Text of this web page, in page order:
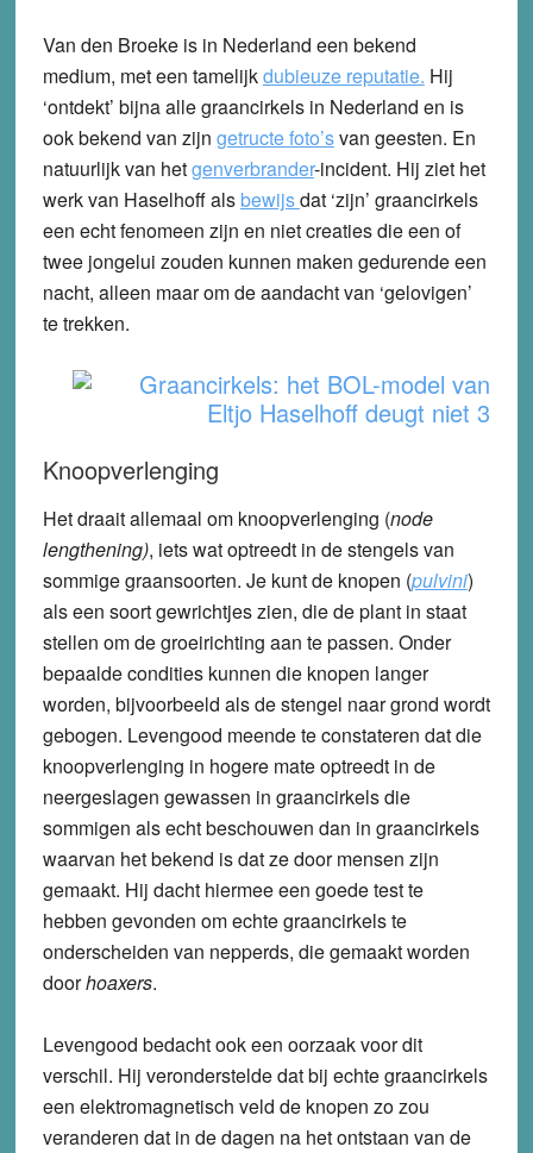
Van den Broeke is in Nederland een bekend
medium, met een tamelijkdubieuze reputatie. Hij
‘ontdekt’ bijna alle graancirkels in Nederland en is
ook bekend van zijn getructe foto’svan geesten. En
natuurlijk van hetgenverbrander-incident. Hij ziet het
werk van Haselhoff als bewijsdat ‘zijn’ graancirkels
een echt fenomeen zijn en niet creaties die een of
twee jongelui zouden kunnen maken gedurende een
nacht, alleen maar om de aandacht van ‘gelovigen’
te trekken.
Knoopverlenging
Het draait allemaal om knoopverlenging (node
lengthening), iets wat optreedt in de stengels van
sommige graansoorten. Je kunt de knopen (pulvini)
als een soort gewrichtjes zien, die de plant in staat
stellen om de groeirichting aan te passen. Onder
bepaalde condities kunnen die knopen langer
worden, bijvoorbeeld als de stengel naar grond wordt
gebogen. Levengood meende te constateren dat die
knoopverlenging in hogere mate optreedt in de
neergeslagen gewassen in graancirkels die
sommigen als echt beschouwen dan in graancirkels
waarvan het bekend is dat ze door mensen zijn
gemaakt. Hij dacht hiermee een goede test te
hebben gevonden om echte graancirkels te
onderscheiden van nepperds, die gemaakt worden
doorhoaxers.
Levengood bedacht ook een oorzaak voor dit
verschil. Hij veronderstelde dat bij echte graancirkels
een elektromagnetisch veld de knopen zo zou
veranderen dat in de dagen na het ontstaan van de